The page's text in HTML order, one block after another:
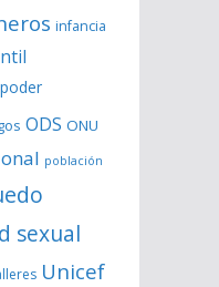
infancia
ODS ONU
población
sexual
Unicef